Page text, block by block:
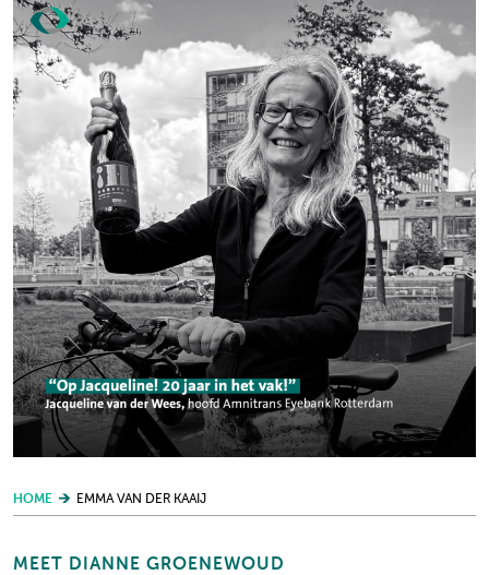
HOME EMMA VAN DER KAAIJ
MEET DIANNE GROENEWOUD